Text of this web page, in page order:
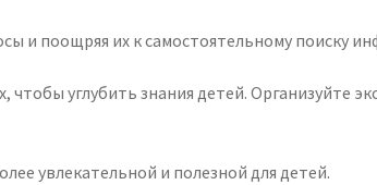
и поощряя их к самостоятельному поиску
углубить знания детей. Организуйте
увлекательной и полезной для детей.